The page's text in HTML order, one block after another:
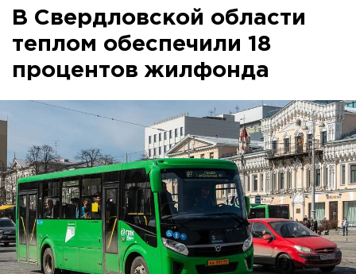
В Свердловской области
теплом обеспечили 18
процентов жилфонда